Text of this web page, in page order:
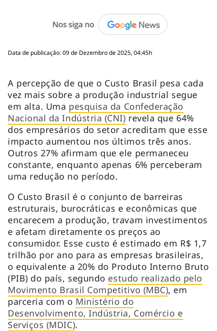
Data de publicação: 09 de Dezembro de 2025, 04:45h
A percepção de que o Custo Brasil pesa cada
vez mais sobre a produção industrial segue
em alta. Uma pesquisa da Confederação
Nacional da Indústria (CNI) revela que 64%
dos empresários do setor acreditam que esse
impacto aumentou nos últimos três anos.
Outros 27% afirmam que ele permaneceu
constante, enquanto apenas 6% perceberam
uma redução no período.
O Custo Brasil é o conjunto de barreiras
estruturais, burocráticas e econômicas que
encarecem a produção, travam investimentos
e afetam diretamente os preços ao
consumidor. Esse custo é estimado em R$ 1,7
trilhão por ano para as empresas brasileiras,
o equivalente a 20% do Produto Interno Bruto
(PIB) do país, segundo estudo realizado pelo
Movimento Brasil Competitivo (MBC), em
parceria com o Ministério do
Desenvolvimento, Indústria, Comércio e
Serviços (MDIC).